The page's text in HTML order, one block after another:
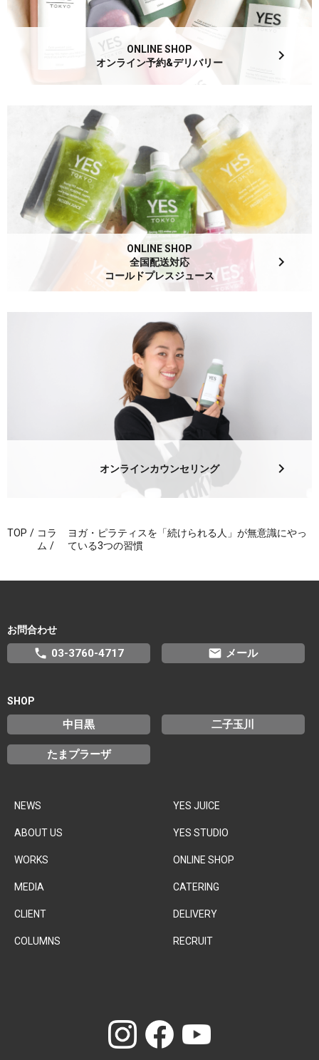
ONLINE SHOP
オンライン予約&デリバリー
ONLINE SHOP
全国配送対応
コールドプレスジュース
オンラインカウンセリング
TOP
コラ
ム
ヨガ・ピラティスを「続けられる人」が無意識にやっ
ている3つの習慣
NEWS
ABOUT US
WORKS
MEDIA
CLIENT
COLUMNS
YES JUICE
YES STUDIO
ONLINE SHOP
CATERING
DELIVERY
RECRUIT
お問合わせ
phone 03-3760-4717 email メール
SHOP
中目黒 二子玉川
たまプラーザ